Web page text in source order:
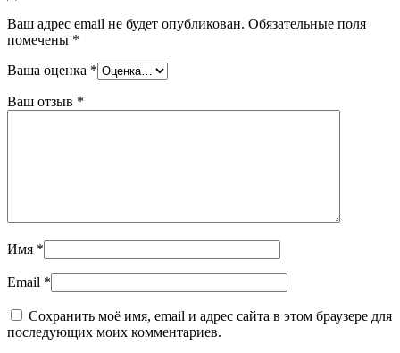
Ваш адрес email не будет опубликован. Обязательные поля
помечены *
Ваша оценка *
Ваш отзыв *
Имя *
Email *
Сохранить моё имя, email и адрес сайта в этом браузере для
последующих моих комментариев.